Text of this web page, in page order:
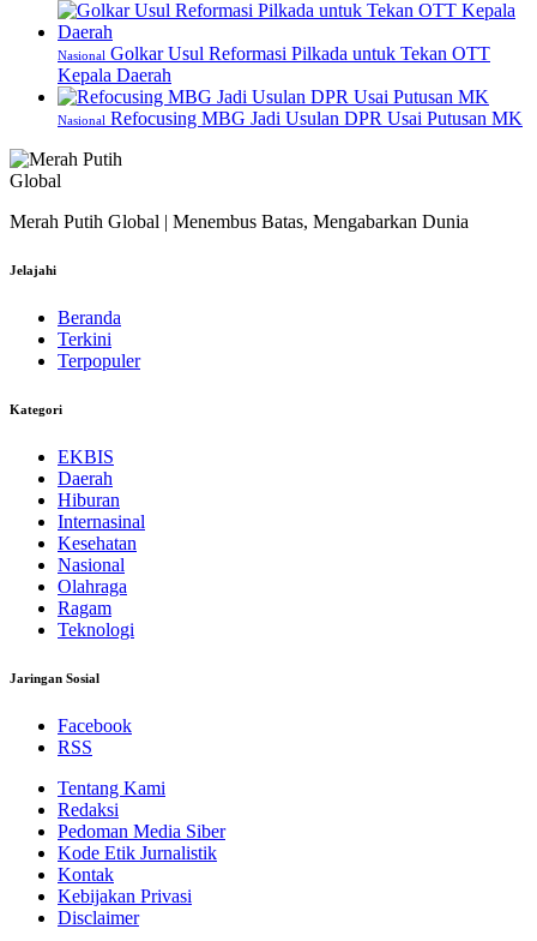
Nasional Golkar Usul Reformasi Pilkada untuk Tekan OTT
Kepala Daerah
Nasional Refocusing MBG Jadi Usulan DPR Usai Putusan MK
Merah Putih Global | Menembus Batas, Mengabarkan Dunia
Jelajahi
Beranda
Terkini
Terpopuler
Kategori
EKBIS
Daerah
Hiburan
Internasinal
Kesehatan
Nasional
Olahraga
Ragam
Teknologi
Jaringan Sosial
Facebook
RSS
Tentang Kami
Redaksi
Pedoman Media Siber
Kode Etik Jurnalistik
Kontak
Kebijakan Privasi
Disclaimer